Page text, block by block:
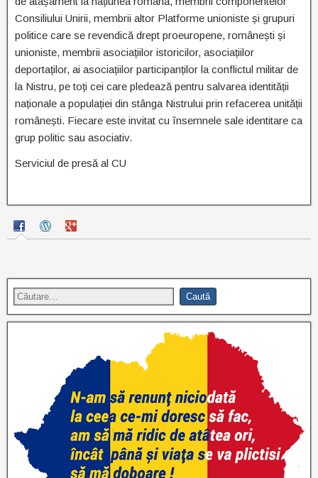
Consiliului Unirii, membrii altor Platforme unioniste și grupuri
politice care se revendică drept proeuropene, românești și
unioniste, membrii asociațiilor istoricilor, asociațiilor
deportaților, ai asociațiilor participanților la conflictul militar de
la Nistru, pe toți cei care pledează pentru salvarea identității
naționale a populației din stânga Nistrului prin refacerea unității
românești. Fiecare este invitat cu însemnele sale identitare ca
grup politic sau asociativ.
Serviciul de presă al CU